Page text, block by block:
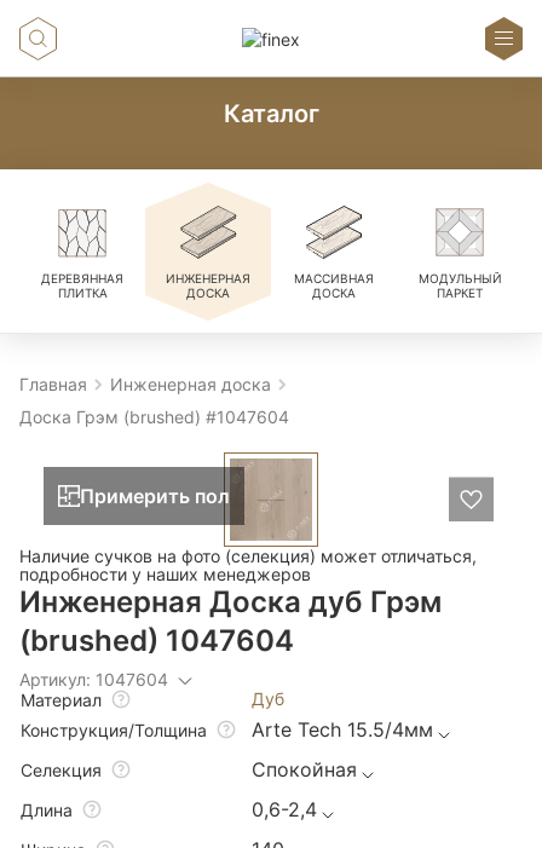
Каталог
ДЕРЕВЯННАЯ
ПЛИТКА
ИНЖЕНЕРНАЯ
ДОСКА
МАССИВНАЯ
ДОСКА
МОДУЛЬНЫЙ
ПАРКЕТ
Главная
Инженерная доска
Доска Грэм (brushed) #1047604
Примерить пол
Наличие сучков на фото (селекция) может отличаться,
подробности у наших менеджеров
Инженерная Доска дуб Грэм
(brushed) 1047604
Артикул: 1047604
Материал
Дуб
Конструкция/Толщина
Arte Tech 15.5/4мм
Селекция Спокойная
Длина 0,6-2,4